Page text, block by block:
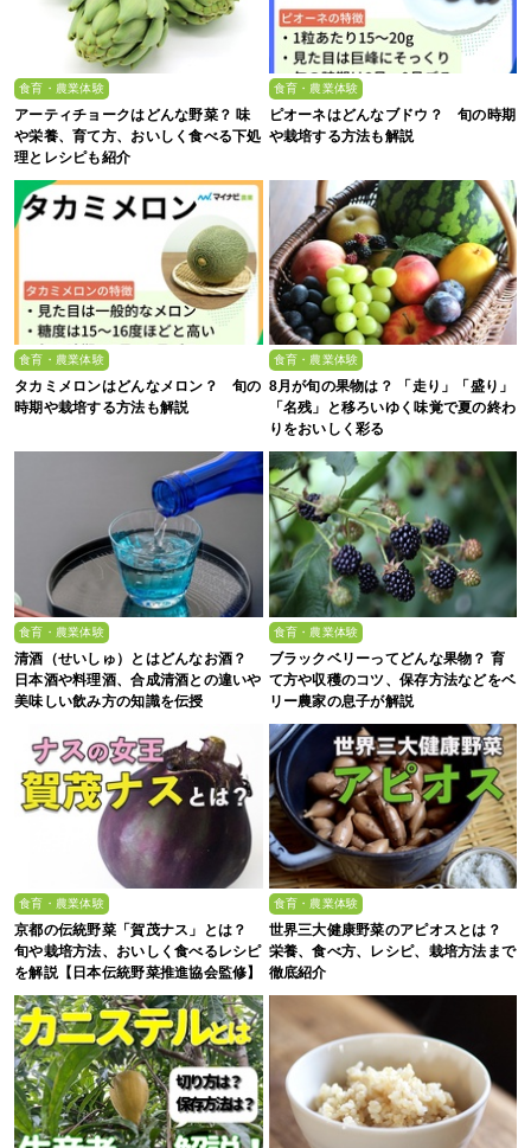
食育・農業体験
アーティチョークはどんな野菜？ 味
や栄養、育て方、おいしく食べる下処
理とレシピも紹介
食育・農業体験
ピオーネはどんなブドウ？ 旬の時期
や栽培する方法も解説
食育・農業体験
タカミメロンはどんなメロン？ 旬の
時期や栽培する方法も解説
食育・農業体験
8月が旬の果物は？ 「走り」「盛り」
「名残」と移ろいゆく味覚で夏の終わ
りをおいしく彩る
食育・農業体験
清酒（せいしゅ）とはどんなお酒？
日本酒や料理酒、合成清酒との違いや
美味しい飲み方の知識を伝授
食育・農業体験
ブラックベリーってどんな果物？ 育
て方や収穫のコツ、保存方法などをベ
リー農家の息子が解説
食育・農業体験
京都の伝統野菜「賀茂ナス」とは？
旬や栽培方法、おいしく食べるレシピ
を解説【日本伝統野菜推進協会監修】
食育・農業体験
世界三大健康野菜のアピオスとは？
栄養、食べ方、レシピ、栽培方法まで
徹底紹介